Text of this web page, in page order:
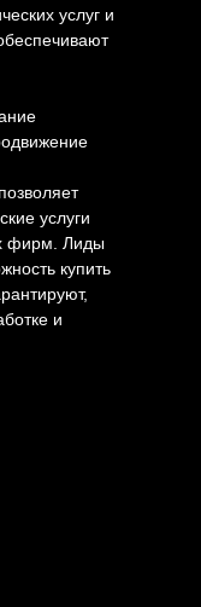
услуг и
услуги
фирм. Лиды
купить
и